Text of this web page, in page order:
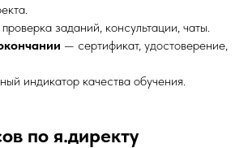
заданий, консультации, чаты.
— сертификат, удостоверение,
индикатор качества обучения.
по я.директу